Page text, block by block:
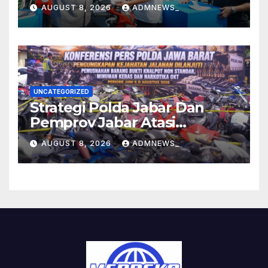
Knalpot Sukarela
AUGUST 8, 2026 ADMNEWS_
UNCATEGORIZED
Strategi Polda Jabar Dan
Pemprov Jabar Atasi
Kejahatan Jalanan
AUGUST 8, 2026 ADMNEWS_